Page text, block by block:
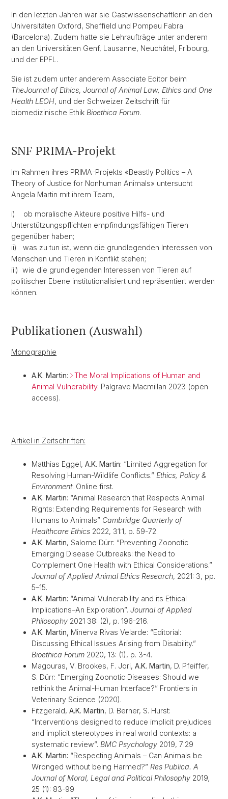
In den letzten Jahren war sie Gastwissenschaftlerin an den
Universitäten Oxford, Sheffield und Pompeu Fabra
(Barcelona). Zudem hatte sie Lehraufträge unter anderem
an den Universitäten Genf, Lausanne, Neuchâtel, Fribourg,
und der EPFL.
Sie ist zudem unter anderem Associate Editor beim
TheJournal of Ethics, Journal of Animal Law, Ethics and One
Health LEOH, und der Schweizer Zeitschrift für
biomedizinische Ethik Bioethica Forum.
SNF PRIMA-Projekt
Im Rahmen ihres PRIMA-Projekts «Beastly Politics – A
Theory of Justice for Nonhuman Animals» untersucht
Angela Martin mit ihrem Team,
i) ob moralische Akteure positive Hilfs- und
Unterstützungspflichten empfindungsfähigen Tieren
gegenüber haben;
ii) was zu tun ist, wenn die grundlegenden Interessen von
Menschen und Tieren in Konflikt stehen;
iii) wie die grundlegenden Interessen von Tieren auf
politischer Ebene institutionalisiert und repräsentiert werden
können.
Publikationen (Auswahl)
Monographie
A.K. Martin:
The Moral Implications of Human and
Animal Vulnerability. Palgrave Macmillan 2023 (open
access).
Artikel in Zeitschriften:
Matthias Eggel, A.K. Martin: “Limited Aggregation for
Resolving Human-Wildlife Conflicts.” Ethics, Policy &
Environment. Online first.
A.K. Martin: “Animal Research that Respects Animal
Rights: Extending Requirements for Research with
Humans to Animals” Cambridge Quarterly of
Healthcare Ethics 2022, 31:1, p. 59-72.
A.K. Martin, Salome Dürr: “Preventing Zoonotic
Emerging Disease Outbreaks: the Need to
Complement One Health with Ethical Considerations.”
Journal of Applied Animal Ethics Research, 2021: 3, pp.
5–15.
A.K. Martin: “Animal Vulnerability and its Ethical
Implications–An Exploration”. Journal of Applied
Philosophy 2021 38: (2), p. 196-216.
A.K. Martin, Minerva Rivas Velarde: “Editorial:
Discussing Ethical Issues Arising from Disability.”
Bioethica Forum 2020, 13: (1), p. 3-4.
Magouras, V. Brookes, F. Jori, A.K. Martin, D. Pfeiffer,
S. Dürr: “Emerging Zoonotic Diseases: Should we
rethink the Animal-Human Interface?” Frontiers in
Veterinary Science (2020).
Fitzgerald, A.K. Martin, D. Berner, S. Hurst:
“Interventions designed to reduce implicit prejudices
and implicit stereotypes in real world contexts: a
systematic review”. BMC Psychology 2019, 7:29
A.K. Martin: “Respecting Animals – Can Animals be
Wronged without being Harmed?” Res Publica. A
Journal of Moral, Legal and Political Philosophy 2019,
25 (1): 83-99